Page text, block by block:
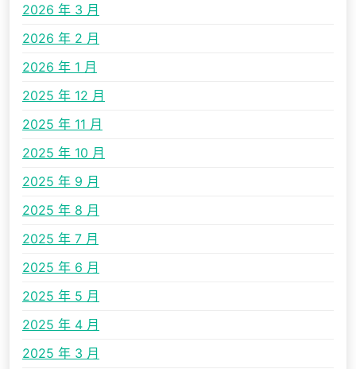
2026 年 3 月
2026 年 2 月
2026 年 1 月
2025 年 12 月
2025 年 11 月
2025 年 10 月
2025 年 9 月
2025 年 8 月
2025 年 7 月
2025 年 6 月
2025 年 5 月
2025 年 4 月
2025 年 3 月